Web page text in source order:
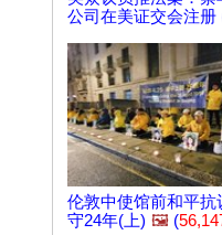
公司在美证交会注册
伦敦中使馆前和平抗
守24年(上) 🖼️ (